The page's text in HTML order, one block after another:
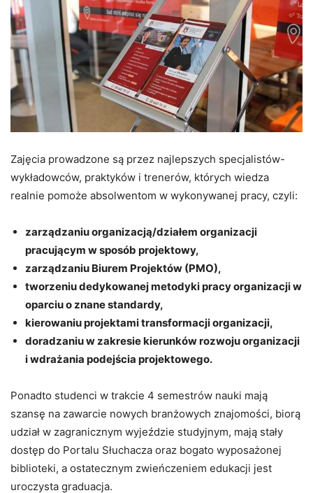
Zajęcia prowadzone są przez najlepszych specjalistów-
wykładowców, praktyków i trenerów, których wiedza
realnie pomoże absolwentom w wykonywanej pracy, czyli:
zarządzaniu organizacją/działem organizacji
pracującym w sposób projektowy,
zarządzaniu Biurem Projektów (PMO),
tworzeniu dedykowanej metodyki pracy organizacji w
oparciu o znane standardy,
kierowaniu projektami transformacji organizacji,
doradzaniu w zakresie kierunków rozwoju organizacji
i wdrażania podejścia projektowego.
Ponadto studenci w trakcie 4 semestrów nauki mają
szansę na zawarcie nowych branżowych znajomości, biorą
udział w zagranicznym wyjeździe studyjnym, mają stały
dostęp do Portalu Słuchacza oraz bogato wyposażonej
biblioteki, a ostatecznym zwieńczeniem edukacji jest
uroczysta graduacja.